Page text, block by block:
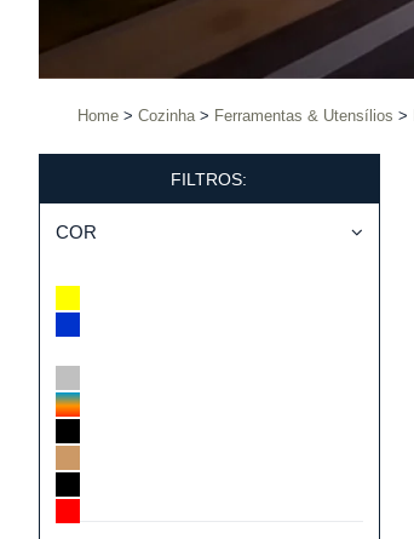
Home Cozinha Ferramentas & Utensílios
FILTROS:
COR